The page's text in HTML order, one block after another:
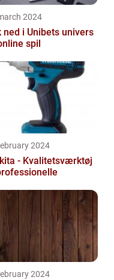
2024
ned i Unibets univers
spil
2024
- Kvalitetsværktøj
2024